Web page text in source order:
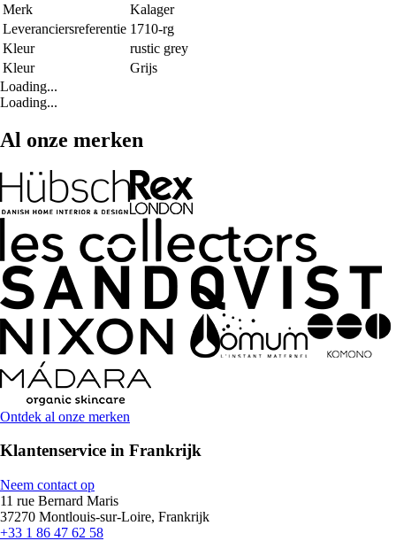
Merk
Kalager
Leveranciersreferentie 1710-rg
Kleur
rustic grey
Kleur
Grijs
Loading...
Loading...
Al onze merken
Ontdek al onze merken
Klantenservice in Frankrijk
Neem contact op
11 rue Bernard Maris
37270 Montlouis-sur-Loire, Frankrijk
+33 1 86 47 62 58